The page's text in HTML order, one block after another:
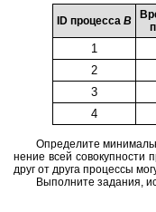
ID про­цес­са B
1
2
3
4
Опре­де­ли­те
не­ние всей со­во­куп­но­сти
друг от друга про­цес­сы
Вы­пол­ни­те за­да­ния,